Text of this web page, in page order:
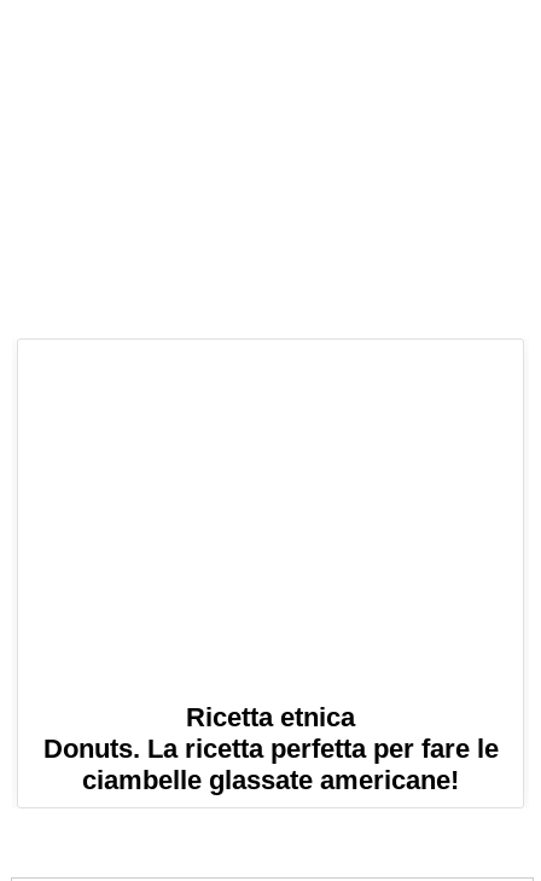
Ricetta etnica
Donuts. La ricetta perfetta per fare le
ciambelle glassate americane!